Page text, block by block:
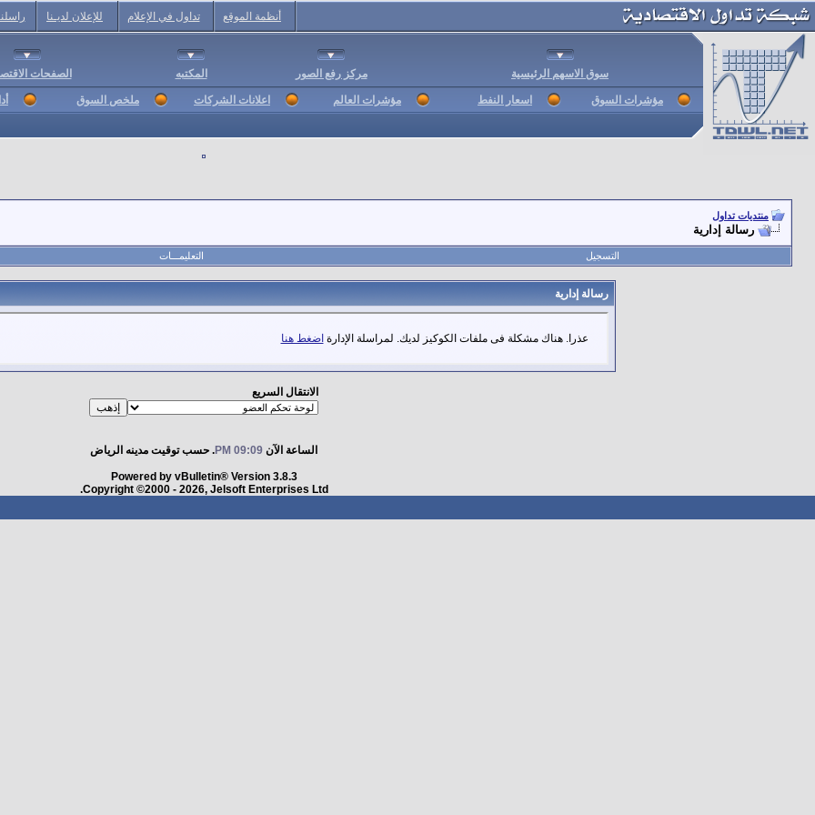
أنظمة الموقع تداول في الإعلام للإعلان لديـنا
سوق الاسهم الرئيسية مركز رفع الصور المكتبه الصفحات
مؤشرات السوق اسعار النفط مؤشرات العالم اعلانات الشركات ملخص السوق
منتديات تداول
رسالة إدارية
التسجيل التعليمـــات
رسالة إدارية
عذرا. هناك مشكلة فى ملفات الكوكيز لديك. لمراسلة الإدارة اضغط هنا
الانتقال السريع
الساعة الآن 09:09 PM . حسب توقيت مدينه الرياض
Powered by vBulletin® Version 3.8.3
Copyright ©2000 - 2026, Jelsoft Enterprises Ltd.